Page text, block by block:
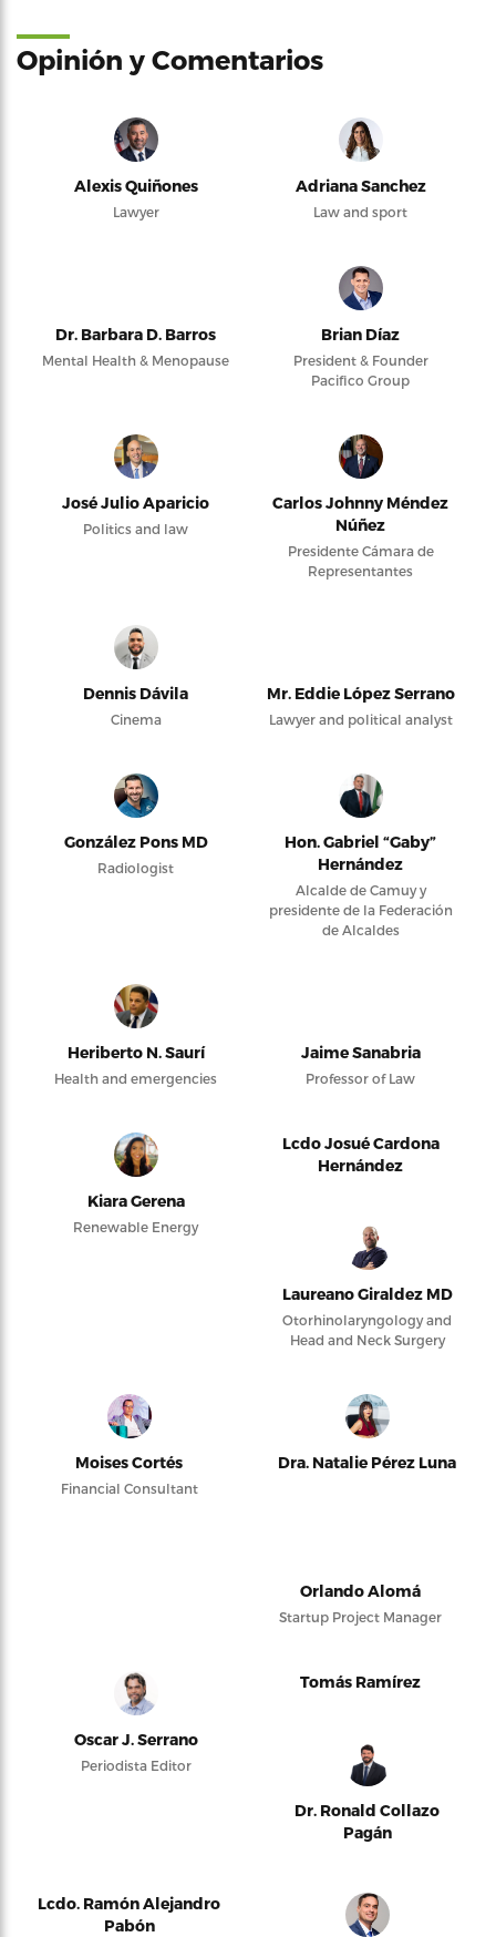
Opinión y Comentarios
Alexis Quiñones
Lawyer
Adriana Sanchez
Law and sport
Dr. Barbara D. Barros
Mental Health & Menopause
Brian Díaz
President & Founder
Pacifico Group
José Julio Aparicio
Politics and law
Carlos Johnny Méndez
Núñez
Presidente Cámara de
Representantes
Dennis Dávila
Cinema
Mr. Eddie López Serrano
Lawyer and political analyst
González Pons MD
Radiologist
Hon. Gabriel “Gaby”
Hernández
Alcalde de Camuy y
presidente de la Federación
de Alcaldes
Heriberto N. Saurí
Health and emergencies
Jaime Sanabria
Professor of Law
Kiara Gerena
Renewable Energy
Lcdo Josué Cardona
Hernández
Laureano Giraldez MD
Otorhinolaryngology and
Head and Neck Surgery
Moises Cortés
Financial Consultant
Dra. Natalie Pérez Luna
Orlando Alomá
Startup Project Manager
Oscar J. Serrano
Periodista Editor
Tomás Ramírez
Dr. Ronald Collazo
Pagán
Lcdo. Ramón Alejandro
Pabón